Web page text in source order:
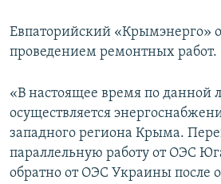
Евпаторийский «Крымэнерго»
проведением ремонтных работ.
«В настоящее время по данной
осуществляется
западного региона Крыма.
параллельную работу от ОЭС
обратно от ОЭС Украины после